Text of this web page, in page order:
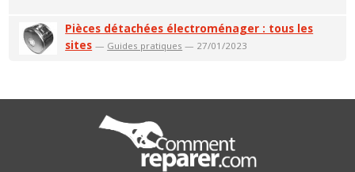
Pièces détachées électroménager : tous les
sites — Guides pratiques — 27/01/2023